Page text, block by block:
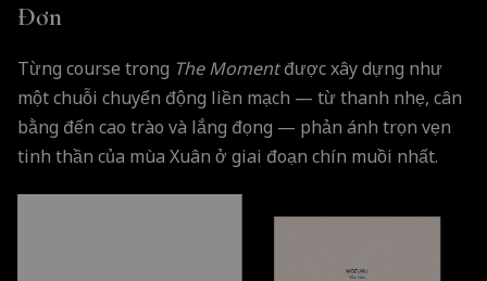
Đơn
Từng course trong The Momentđược xây dựng như
một chuỗi chuyển động liền mạch — từ thanh nhẹ, cân
bằng đến cao trào và lắng đọng — phản ánh trọn vẹn
tinh thần của mùa Xuân ở giai đoạn chín muồi nhất.